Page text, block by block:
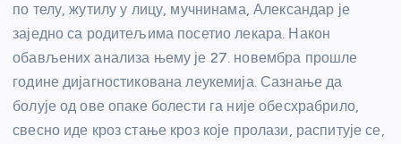
по телу, жутилу у лицу, мучнинама, Александар је
заједно са родитељима посетио лекара. Након
обављених анализа њему је 27. новембра прошле
године дијагностикована леукемија. Сазнање да
болује од ове опаке болести га није обесхрабрило,
свесно иде кроз стање кроз које пролази, распитује се,